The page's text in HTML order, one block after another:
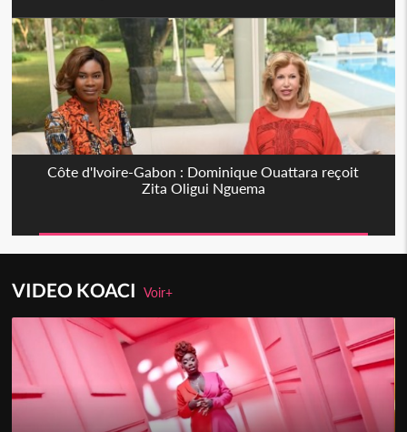
Côte d'Ivoire-Gabon : Dominique Ouattara reçoit
Zita Oligui Nguema
VIDEO KOACIVoir+